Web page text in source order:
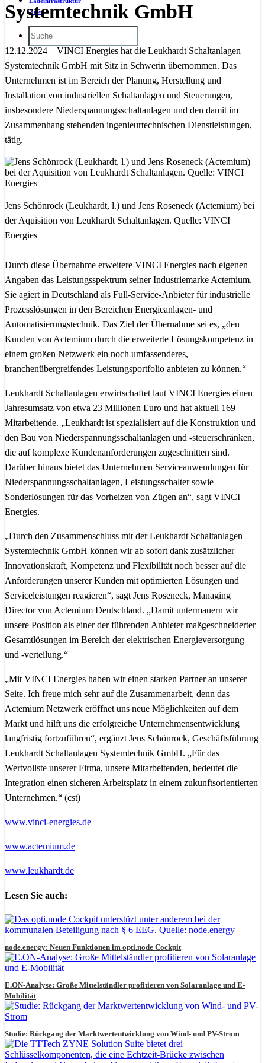
News
Systemtechnik GmbH
12.12.2024 – VINCI Energies hat die Leukhardt Schaltanlagen
Systemtechnik GmbH mit Sitz in Schwerin übernommen. Das
Unternehmen ist im Bereich der Planung, Herstellung und
Installation von industriellen Schaltanlagen und Steuerungen,
insbesondere Niederspannungsschaltanlagen und den damit im
Zusammenhang stehenden ingenieurtechnischen Dienstleistungen,
tätig.
Jens Schönrock (Leukhardt, l.) und Jens Roseneck (Actemium) bei
der Aquisition von Leukhardt Schaltanlagen. Quelle: VINCI
Energies
Durch diese Übernahme erweitere VINCI Energies nach eigenen
Angaben das Leistungsspektrum seiner Industriemarke Actemium.
Sie agiert in Deutschland als Full-Service-Anbieter für industrielle
Prozesslösungen in den Bereichen Energieanlagen- und
Automatisierungstechnik. Das Ziel der Übernahme sei es, „den
Kunden von Actemium durch die erweiterte Lösungskompetenz in
einem großen Netzwerk ein noch umfassenderes,
branchenübergreifendes Leistungsportfolio anbieten zu können.“
Leukhardt Schaltanlagen erwirtschaftet laut VINCI Energies einen
Jahresumsatz von etwa 23 Millionen Euro und hat aktuell 169
Mitarbeitende. „Leukhardt ist spezialisiert auf die Konstruktion und
den Bau von Niederspannungsschaltanlagen und -steuerschränken,
die auf komplexe Kundenanforderungen zugeschnitten sind.
Darüber hinaus bietet das Unternehmen Serviceanwendungen für
Niederspannungsschaltanlagen, Leistungsschalter sowie
Sonderlösungen für das Vorheizen von Zügen an“, sagt VINCI
Energies.
„Durch den Zusammenschluss mit der Leukhardt Schaltanlagen
Systemtechnik GmbH können wir ab sofort dank zusätzlicher
Innovationskraft, Kompetenz und Flexibilität noch besser auf die
Anforderungen unserer Kunden mit optimierten Lösungen und
Serviceleistungen reagieren“, sagt Jens Roseneck, Managing
Director von Actemium Deutschland. „Damit untermauern wir
unsere Position als einer der führenden Anbieter maßgeschneiderter
Gesamtlösungen im Bereich der elektrischen Energieversorgung
und -verteilung.“
„Mit VINCI Energies haben wir einen starken Partner an unserer
Seite. Ich freue mich sehr auf die Zusammenarbeit, denn das
Actemium Netzwerk eröffnet uns neue Möglichkeiten auf dem
Markt und hilft uns die erfolgreiche Unternehmensentwicklung
langfristig fortzuführen“, ergänzt Jens Schönrock, Geschäftsführung
Leukhardt Schaltanlagen Systemtechnik GmbH. „Für das
Wertvollste unserer Firma, unsere Mitarbeitenden, bedeutet die
Integration einen sicheren Arbeitsplatz in einem zukunftsorientierten
Unternehmen.“ (cst)
www.vinci-energies.de
www.actemium.de
www.leukhardt.de
Lesen Sie auch:
node.energy: Neuen Funktionen im opti.node Cockpit
E.ON-Analyse: Große Mittelständler profitieren von Solaranlage und E-
Mobilität
Studie: Rückgang der Marktwertentwicklung von Wind- und PV-Strom